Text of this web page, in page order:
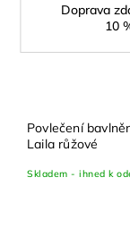
Doprava
10
Povlečení
Laila růžové
Skladem - ihned k